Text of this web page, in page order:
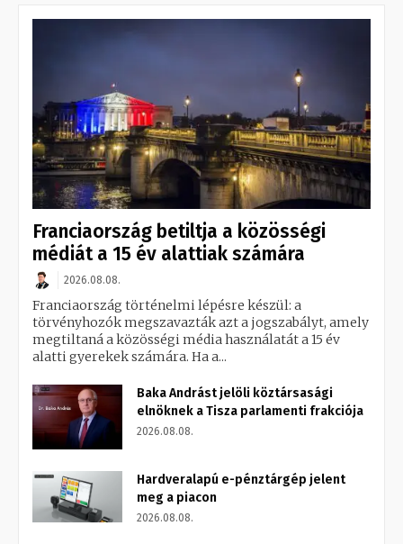
Franciaország betiltja a közösségi
médiát a 15 év alattiak számára
2026.08.08.
Franciaország történelmi lépésre készül: a
törvényhozók megszavazták azt a jogszabályt, amely
megtiltaná a közösségi média használatát a 15 év
alatti gyerekek számára. Ha a...
Baka Andrást jelöli köztársasági
elnöknek a Tisza parlamenti frakciója
2026.08.08.
Hardveralapú e-pénztárgép jelent
meg a piacon
2026.08.08.